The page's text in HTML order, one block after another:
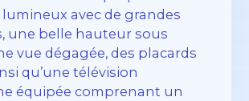
lumineux avec de grandes
une belle hauteur sous
vue dégagée, des placards
qu’une télévision
équipée comprenant un